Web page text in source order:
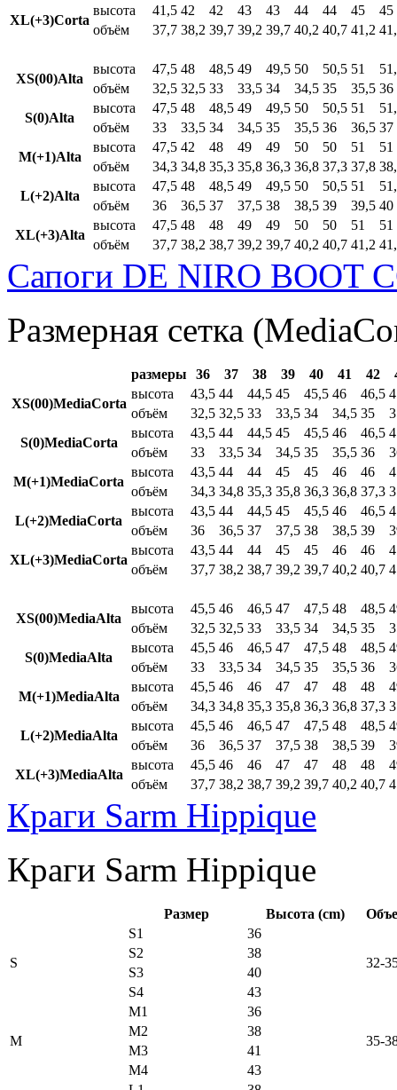
XL(+3)Corta
высота 41,5 42 42 43 43 44 44 45
45
объём
37,7 38,2 39,7 39,2 39,7 40,2 40,7 41,2
XS(00)Alta
высота 47,5 48 48,5 49 49,5 50 50,5 51
объём
32,5 32,5 33 33,5 34 34,5 35 35,5 36
S(0)Alta
высота 47,5 48 48,5 49 49,5 50 50,5 51
объём
33 33,5 34 34,5 35 35,5 36 36,5 37
M(+1)Alta
высота 47,5 42 48 49 49 50 50 51
51
объём
34,3 34,8 35,3 35,8 36,3 36,8 37,3 37,8
L(+2)Alta
высота 47,5 48 48,5 49 49,5 50 50,5 51
объём
36 36,5 37 37,5 38 38,5 39 39,5 40
XL(+3)Alta
высота 47,5 48 48 49 49 50 50 51
51
объём
37,7 38,2 38,7 39,2 39,7 40,2 40,7 41,2
Сапоги DE NIRO BOOT
Размерная сетка
размеры 36 37 38 39 40 41 42
XS(00)MediaCorta
высота 43,5 44 44,5 45 45,5 46 46,5
объём
32,5 32,5 33 33,5 34 34,5 35
S(0)MediaCorta
высота 43,5 44 44,5 45 45,5 46 46,5
объём
33 33,5 34 34,5 35 35,5 36
M(+1)MediaCorta
высота 43,5 44 44 45 45 46 46
объём
34,3 34,8 35,3 35,8 36,3 36,8 37,3
L(+2)MediaCorta
высота 43,5 44 44,5 45 45,5 46 46,5
объём
36 36,5 37 37,5 38 38,5 39
XL(+3)MediaCorta
высота 43,5 44 44 45 45 46 46
объём
37,7 38,2 38,7 39,2 39,7 40,2 40,7
XS(00)MediaAlta
высота 45,5 46 46,5 47 47,5 48 48,5
объём
32,5 32,5 33 33,5 34 34,5 35
S(0)MediaAlta
высота 45,5 46 46,5 47 47,5 48 48,5
объём
33 33,5 34 34,5 35 35,5 36
M(+1)MediaAlta
высота 45,5 46 46 47 47 48 48
объём
34,3 34,8 35,3 35,8 36,3 36,8 37,3
L(+2)MediaAlta
высота 45,5 46 46,5 47 47,5 48 48,5
объём
36 36,5 37 37,5 38 38,5 39
XL(+3)MediaAlta
высота 45,5 46 46 47 47 48 48
объём
37,7 38,2 38,7 39,2 39,7 40,2 40,7
Краги Sarm Hippique
Краги Sarm Hippique
Размер Высота (cm)
S
S1
36
32-
S2
38
S3
40
S4
43
M
M1
36
35-
M2
38
M3
41
M4
43